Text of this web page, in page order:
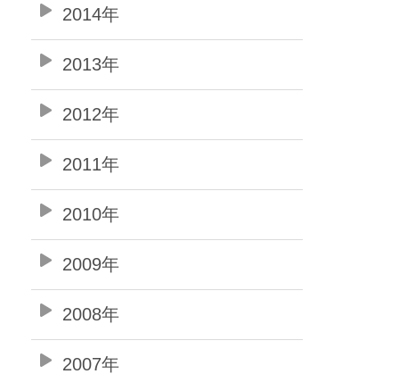
2014年
2013年
2012年
2011年
2010年
2009年
2008年
2007年